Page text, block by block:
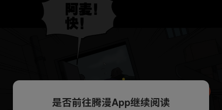
是否前往腾漫App继续阅读